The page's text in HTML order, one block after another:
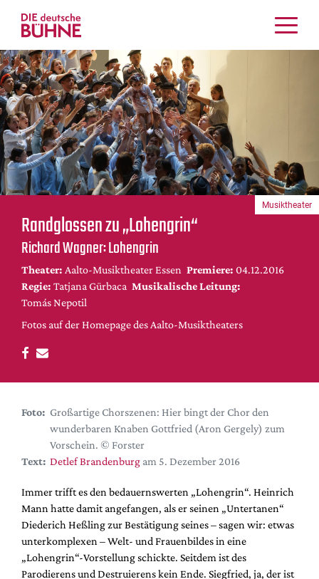
Kritiken
Schauspiel
Musiktheater
Tanz
Crossover
Bühnenwelt
Festivals & Veranstaltungen
Menschen & Theater
Themen
Internationales
Nachrufe
Medientipps
DdB-map
Kalender
Premierensuche
Hefte
Alle Hefte
Leseproben
Podcast
Service
Shop / Abo
Newsletter
Randglossen zu „Lohengrin“
Richard Wagner: Lohengrin
Theater: Aalto-Musiktheater Essen Premiere: 04.12.2016
Regie: Tatjana Gürbaca Musikalische Leitung:
Tomás Nepotil
Fotos auf der Homepage des Aalto-Musiktheaters
Musiktheater
Foto: Großartige Chorszenen: Hier bingt der Chor den
wunderbaren Knaben Gottfried (Aron Gergely) zum
Vorschein. © Forster
Text: Detlef Brandenburg am 5. Dezember 2016
Immer trifft es den bedauernswerten „Lohengrin“. Heinrich
Mann hatte damit angefangen, als er seinen „Untertanen“
Diederich Heßling zur Bestätigung seines – sagen wir: etwas
unterkomplexen – Welt- und Frauenbildes in eine
„Lohengrin“-Vorstellung schickte. Seitdem ist des
Parodierens und Destruierens kein Ende. Siegfried, ja, der ist